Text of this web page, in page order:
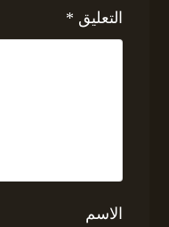
التعليق *
الاسم